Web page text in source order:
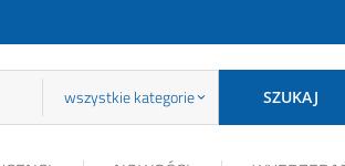
wszystkie kategorie SZUKAJ